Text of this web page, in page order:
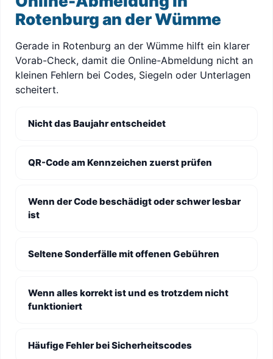
Rotenburg an der Wümme
Gerade in Rotenburg an der Wümme hilft ein klarer
Vorab-Check, damit die Online-Abmeldung nicht an
kleinen Fehlern bei Codes, Siegeln oder Unterlagen
scheitert.
Nicht das Baujahr entscheidet
QR-Code am Kennzeichen zuerst prüfen
Wenn der Code beschädigt oder schwer lesbar
ist
Seltene Sonderfälle mit offenen Gebühren
Wenn alles korrekt ist und es trotzdem nicht
funktioniert
Häufige Fehler bei Sicherheitscodes